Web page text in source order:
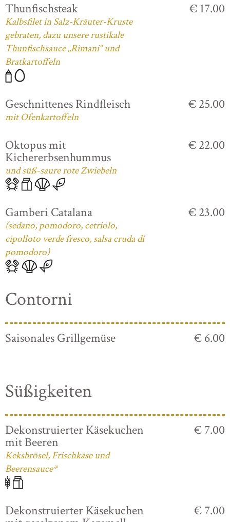
Thunfischsteak
Kalbsfilet in Salz-Kräuter-Kruste
gebraten, dazu unsere rustikale
Thunfischsauce „Rimani“ und
Bratkartoffeln
€ 17.00
Geschnittenes Rindfleisch
mit Ofenkartoffeln
€ 25.00
Oktopus mit
Kichererbsenhummus
und süß-saure rote Zwiebeln
€ 22.00
Gamberi Catalana
(sedano, pomodoro, cetriolo,
cipolloto verde fresco, salsa cruda di
pomodoro)
€ 23.00
Contorni
Saisonales Grillgemüse € 6.00
Süßigkeiten
Dekonstruierter Käsekuchen
mit Beeren
Keksbrösel, Frischkäse und
Beerensauce*
€ 7.00
Dekonstruierter Käsekuchen € 7.00